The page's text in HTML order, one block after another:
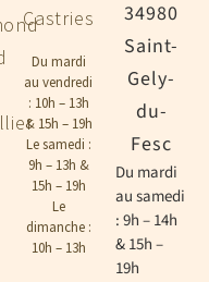
Castries
Du mardi
au vendredi
: 10h – 13h
& 15h – 19h
Le samedi :
9h – 13h &
15h – 19h
Le
dimanche :
10h – 13h
34980
Saint-
Gely-
du-
Fesc
Du mardi
au samedi
: 9h – 14h
& 15h –
19h